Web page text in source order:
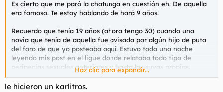
Es cierto que me paró la chatunga en cuestión eh. De aquella
era famoso. Te estoy hablando de hará 9 años.
Recuerdo que tenía 19 años (ahora tengo 30) cuando una
novia que tenía de aquella fue avisada por algún hijo de puta
del foro de que yo posteaba aquí. Estuvo toda una noche
leyendo mis post en el ligue donde relataba todo tipo de
peripecias sexuales anteriores y hasta las suyas propias.
Recuerdo que me soltó un "así que te la chupo sin rechistar
eh". Fue duro. Me sentí traicionado por mi propia gente.
Haz clic para expandir...
le hicieron un karlitros.